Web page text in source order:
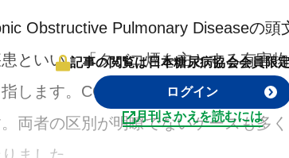
Obstructive Pulmonary Diseaseの頭
といい、「タバコ煙を主とする有害
します。COPDには、これまで肺気
両者の区別が明瞭でないケースも多
記事の閲覧は日本糖尿病協会会員限
ログイン
月刊さかえを読むには